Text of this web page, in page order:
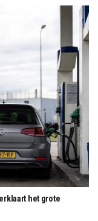
het grote